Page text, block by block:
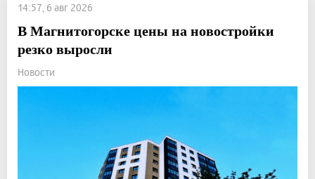
14:57, 6 авг 2026
В Магнитогорске цены на новостройки
резко выросли
Новости